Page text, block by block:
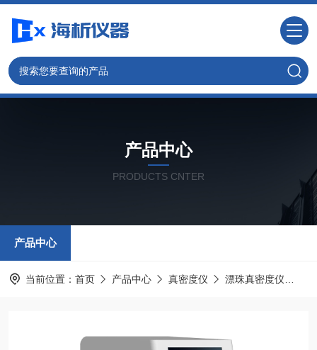
产品中心
PRODUCTS CNTER
产品中心
当前位置： 首页 产品中心 真密度仪 漂珠真密度仪